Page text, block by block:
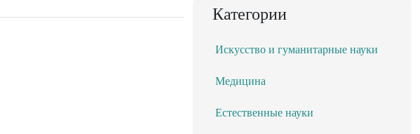
Категории
Искусство и гуманитарные науки
Медицина
Естественные науки